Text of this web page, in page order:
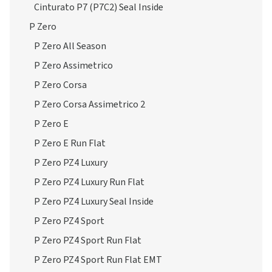
Cinturato P7 (P7C2) Seal Inside
P Zero
P Zero All Season
P Zero Assimetrico
P Zero Corsa
P Zero Corsa Assimetrico 2
P Zero E
P Zero E Run Flat
P Zero PZ4 Luxury
P Zero PZ4 Luxury Run Flat
P Zero PZ4 Luxury Seal Inside
P Zero PZ4 Sport
P Zero PZ4 Sport Run Flat
P Zero PZ4 Sport Run Flat EMT